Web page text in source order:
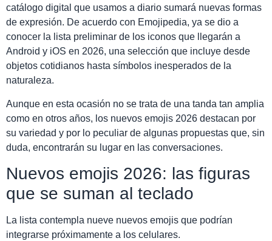
catálogo digital que usamos a diario sumará nuevas formas
de expresión. De acuerdo con Emojipedia, ya se dio a
conocer la lista preliminar de los iconos que llegarán a
Android y iOS en 2026, una selección que incluye desde
objetos cotidianos hasta símbolos inesperados de la
naturaleza.
Aunque en esta ocasión no se trata de una tanda tan amplia
como en otros años, los nuevos emojis 2026 destacan por
su variedad y por lo peculiar de algunas propuestas que, sin
duda, encontrarán su lugar en las conversaciones.
Nuevos emojis 2026: las figuras
que se suman al teclado
La lista contempla nueve nuevos emojis que podrían
integrarse próximamente a los celulares.